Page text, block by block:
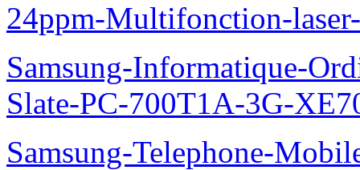
24ppm-Multifonction-
Samsung-Informatique-
Slate-PC-700T1A-3G-
Samsung-Telephone-